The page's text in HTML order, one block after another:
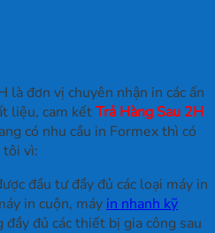
là đơn vị chuyên nhận in các ấn
liệu, cam kếtTrả Hàng Sau 2H
có nhu cầu in Formex thì có
tôi vì:
đầu tư đầy đủ các loại máy in
in cuộn, máy in nhanh kỹ
đủ các thiết bị gia công sau